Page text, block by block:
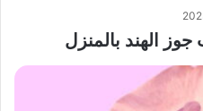
الهند بالمنزل